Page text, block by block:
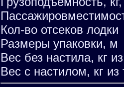
Кол-во отсеков лодки
Размеры упаковки, м
Вес без настила, кг
Вес с настилом, кг